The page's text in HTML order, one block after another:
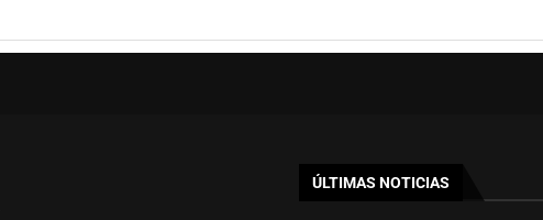
ÚLTIMAS NOTICIAS